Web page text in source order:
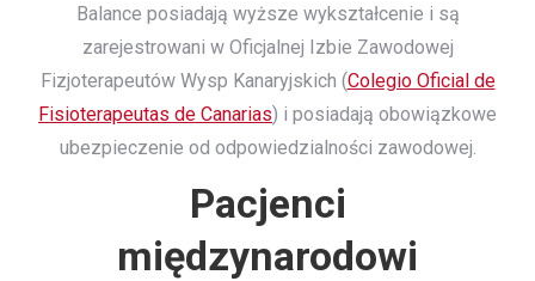
Balance posiadają wyższe wykształcenie i są
zarejestrowani w Oficjalnej Izbie Zawodowej
Fizjoterapeutów Wysp Kanaryjskich (Colegio Oficial de
Fisioterapeutas de Canarias) i posiadają obowiązkowe
ubezpieczenie od odpowiedzialności zawodowej.
Pacjenci
międzynarodowi